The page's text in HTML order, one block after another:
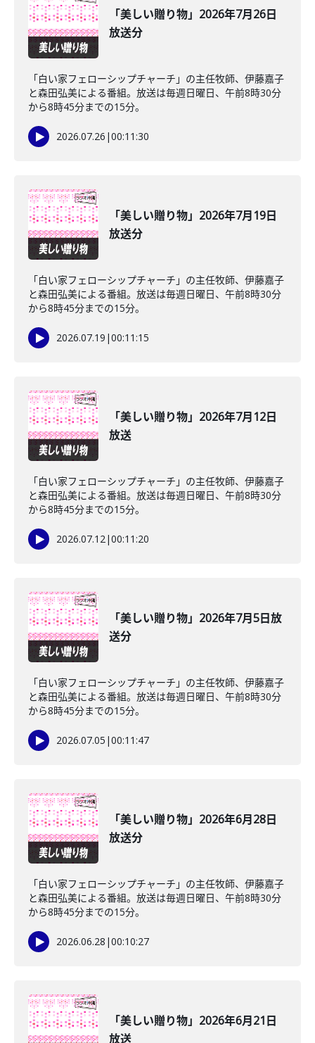
「美しい贈り物」2026年7月26日
放送分
「白い家フェローシップチャーチ」の主任牧師、伊藤嘉子
と森田弘美による番組。放送は毎週日曜日、午前8時30分
から8時45分までの15分。
2026.07.26 |00:11:30
「美しい贈り物」2026年7月19日
放送分
「白い家フェローシップチャーチ」の主任牧師、伊藤嘉子
と森田弘美による番組。放送は毎週日曜日、午前8時30分
から8時45分までの15分。
2026.07.19 |00:11:15
「美しい贈り物」2026年7月12日
放送
「白い家フェローシップチャーチ」の主任牧師、伊藤嘉子
と森田弘美による番組。放送は毎週日曜日、午前8時30分
から8時45分までの15分。
2026.07.12|00:11:20
「美しい贈り物」2026年7月5日放
送分
「白い家フェローシップチャーチ」の主任牧師、伊藤嘉子
と森田弘美による番組。放送は毎週日曜日、午前8時30分
から8時45分までの15分。
2026.07.05 |00:11:47
「美しい贈り物」2026年6月28日
放送分
「白い家フェローシップチャーチ」の主任牧師、伊藤嘉子
と森田弘美による番組。放送は毎週日曜日、午前8時30分
から8時45分までの15分。
2026.06.28 |00:10:27
「美しい贈り物」2026年6月21日
放送